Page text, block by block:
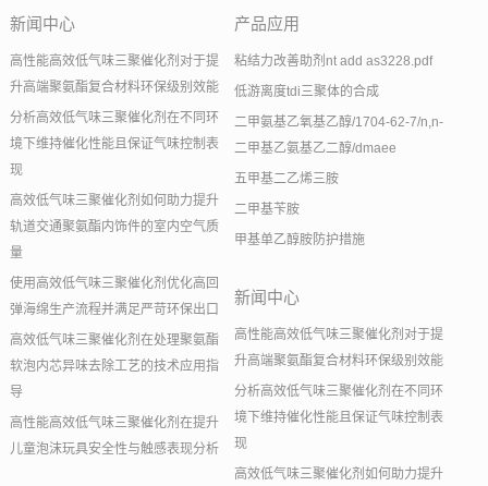
新闻中心
高性能高效低气味三聚催化剂对于提
升高端聚氨酯复合材料环保级别效能
分析高效低气味三聚催化剂在不同环
境下维持催化性能且保证气味控制表
现
高效低气味三聚催化剂如何助力提升
轨道交通聚氨酯内饰件的室内空气质
量
使用高效低气味三聚催化剂优化高回
弹海绵生产流程并满足严苛环保出口
高效低气味三聚催化剂在处理聚氨酯
软泡内芯异味去除工艺的技术应用指
导
高性能高效低气味三聚催化剂在提升
儿童泡沫玩具安全性与触感表现分析
产品应用
粘结力改善助剂nt add as3228.pdf
低游离度tdi三聚体的合成
二甲氨基乙氧基乙醇/1704-62-7/n,n-
二甲基乙氨基乙二醇/dmaee
五甲基二乙烯三胺
二甲基苄胺
甲基单乙醇胺防护措施
新闻中心
高性能高效低气味三聚催化剂对于提
升高端聚氨酯复合材料环保级别效能
分析高效低气味三聚催化剂在不同环
境下维持催化性能且保证气味控制表
现
高效低气味三聚催化剂如何助力提升